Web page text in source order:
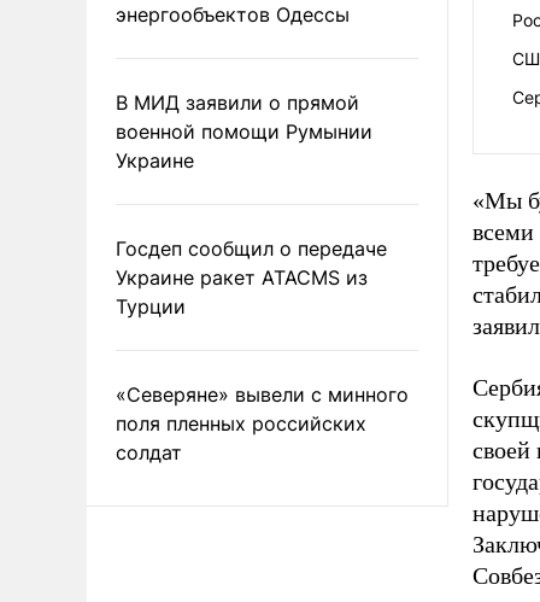
энергообъектов Одессы
В МИД заявили о прямой
военной помощи Румынии
Украине
Госдеп сообщил о передаче
Украине ракет ATACMS из
Турции
«Северяне» вывели с минного
поля пленных российских
солдат
«Мы
всеми
своей